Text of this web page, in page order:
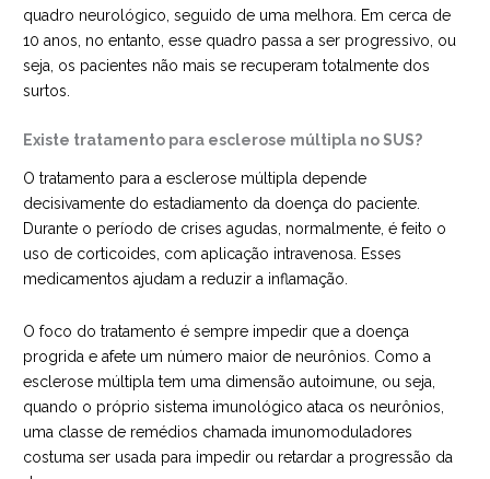
quadro neurológico, seguido de uma melhora. Em cerca de
10 anos, no entanto, esse quadro passa a ser progressivo, ou
seja, os pacientes não mais se recuperam totalmente dos
surtos.
Existe tratamento para esclerose múltipla no SUS?
O tratamento para a esclerose múltipla depende
decisivamente do estadiamento da doença do paciente.
Durante o período de crises agudas, normalmente, é feito o
uso de corticoides, com aplicação intravenosa. Esses
medicamentos ajudam a reduzir a inflamação.
O foco do tratamento é sempre impedir que a doença
progrida e afete um número maior de neurônios. Como a
esclerose múltipla tem uma dimensão autoimune, ou seja,
quando o próprio sistema imunológico ataca os neurônios,
uma classe de remédios chamada imunomoduladores
costuma ser usada para impedir ou retardar a progressão da